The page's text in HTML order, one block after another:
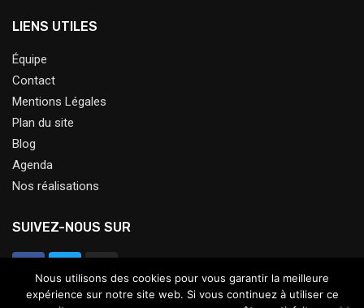
LIENS UTILES
Équipe
Contact
Mentions Légales
Plan du site
Blog
Agenda
Nos réalisations
SUIVEZ-NOUS SUR
Nous utilisons des cookies pour vous garantir la meilleure
expérience sur notre site web. Si vous continuez à utiliser ce